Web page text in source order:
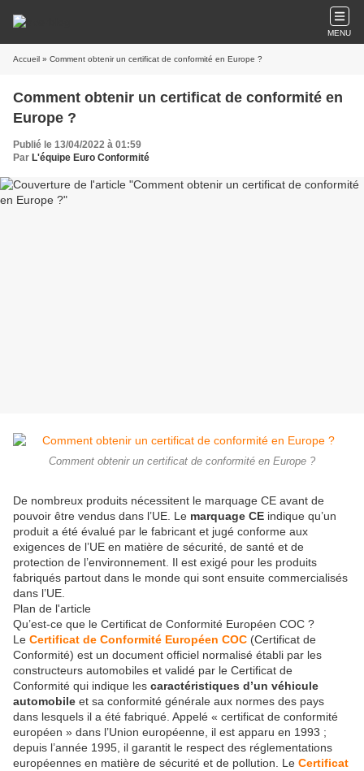
MENU
Accueil » Comment obtenir un certificat de conformité en Europe ?
Comment obtenir un certificat de conformité en
Europe ?
Publié le 13/04/2022 à 01:59
Par L'équipe Euro Conformité
Comment obtenir un certificat de conformité en Europe ?
De nombreux produits nécessitent le marquage CE avant de
pouvoir être vendus dans l’UE. Le marquage CE indique qu’un
produit a été évalué par le fabricant et jugé conforme aux
exigences de l’UE en matière de sécurité, de santé et de
protection de l’environnement. Il est exigé pour les produits
fabriqués partout dans le monde qui sont ensuite commercialisés
dans l’UE.
Plan de l'article
Qu’est-ce que le Certificat de Conformité Européen COC ?
Le Certificat de Conformité Européen COC (Certificat de
Conformité) est un document officiel normalisé établi par les
constructeurs automobiles et validé par le Certificat de
Conformité qui indique les caractéristiques d’un véhicule
automobile et sa conformité générale aux normes des pays
dans lesquels il a été fabriqué. Appelé « certificat de conformité
européen » dans l’Union européenne, il est apparu en 1993 ;
depuis l’année 1995, il garantit le respect des réglementations
européennes en matière de sécurité et de pollution. Le Certificat